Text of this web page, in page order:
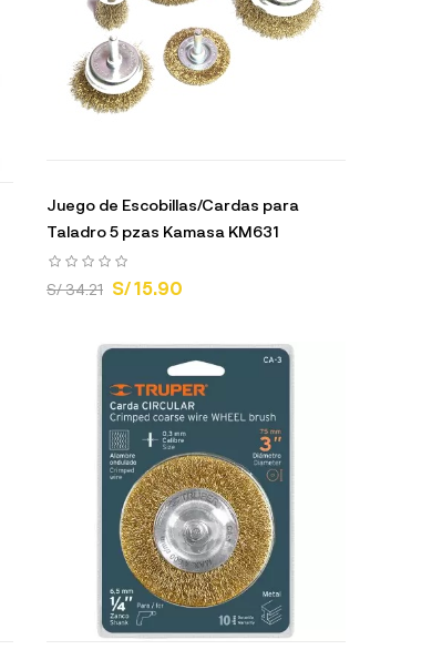
Juego de Escobillas/Cardas para
Taladro 5 pzas Kamasa KM631
S/ 34.21 S/ 15.90